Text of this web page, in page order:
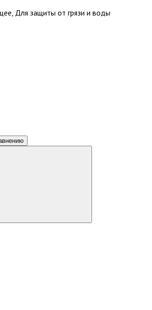
Для защиты от грязи и воды